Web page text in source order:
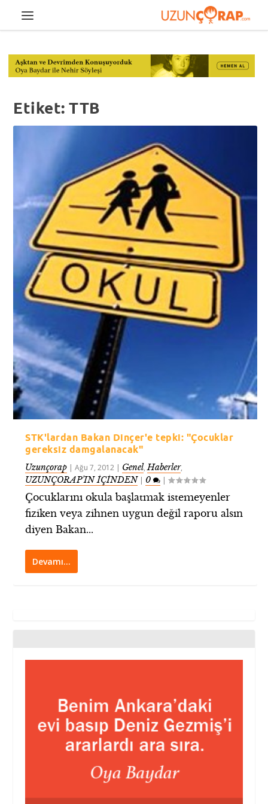
Etiket:TTB
STK'lardan Bakan Dinçer'e tepki: "Çocuklar
gereksiz damgalanacak"
Uzunçorap |Ağu 7, 2012 | Genel,Haberler,
UZUNÇORAP’IN İÇİNDEN| 0 |
Çocuklarını okula başlatmak istemeyenler
fiziken veya zihnen uygun değil raporu alsın
diyen Bakan...
Devamı…